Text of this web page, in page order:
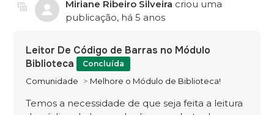
Miriane Ribeiro Silveira criou uma
publicação, há 5 anos
Leitor De Código de Barras no Módulo
Biblioteca
Concluída
Comunidade Melhore o Módulo de Biblioteca!
Temos a necessidade de que seja feita a leitura